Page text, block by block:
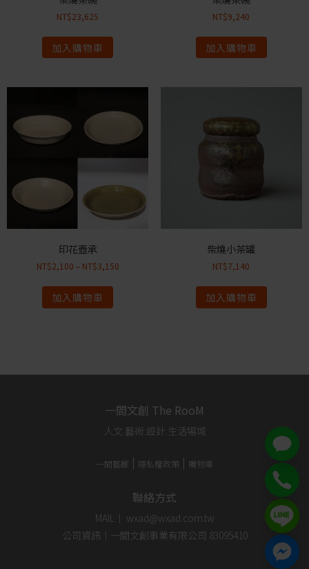
NT$23,625
加入購物車
NT$9,240
加入購物車
印花壺承
NT$2,100 – NT$3,150
加入購物車
柴燒小茶罐
NT$7,140
加入購物車
一間文創 The RooM
人文.藝術.設計.生活場域
一間藝廊 隱私權政策 購物車
聯絡方式
MAIL｜ wxad@wxad.com.tw
公司資訊｜一間文創事業有限公司 83095410